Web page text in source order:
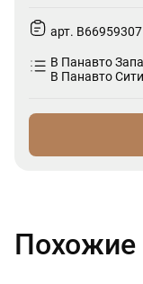
арт. B66959307
В Панавто
В Панавто
Похожие